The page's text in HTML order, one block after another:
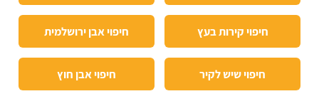
חיפוי קירות בעץ חיפוי אבן ירושלמית
חיפוי שיש לקיר חיפוי אבן חוץ